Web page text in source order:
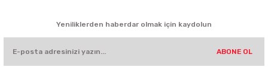
Yeniliklerden haberdar olmak için kaydolun
ABONE OL